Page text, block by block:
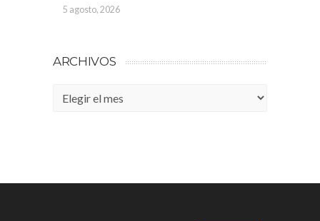
5 agosto, 2026
ARCHIVOS
Archivos